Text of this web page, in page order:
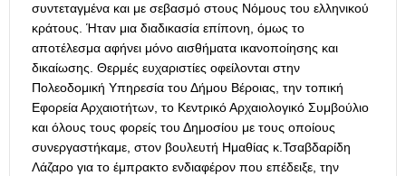
συντεταγμένα και με σεβασμό στους Νόμους του ελληνικού
κράτους. Ήταν μια διαδικασία επίπονη, όμως το
αποτέλεσμα αφήνει μόνο αισθήματα ικανοποίησης και
δικαίωσης. Θερμές ευχαριστίες οφείλονται στην
Πολεοδομική Υπηρεσία του Δήμου Βέροιας, την τοπική
Εφορεία Αρχαιοτήτων, το Κεντρικό Αρχαιολογικό Συμβούλιο
και όλους τους φορείς του Δημοσίου με τους οποίους
συνεργαστήκαμε, στον βουλευτή Ημαθίας κ.Τσαβδαρίδη
Λάζαρο για το έμπρακτο ενδιαφέρον που επέδειξε, την